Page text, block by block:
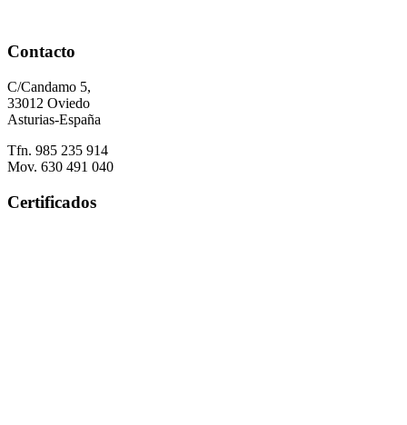
Contacto
C/Candamo 5,
33012 Oviedo
Asturias-España
Tfn. 985 235 914
Mov. 630 491 040
Certificados